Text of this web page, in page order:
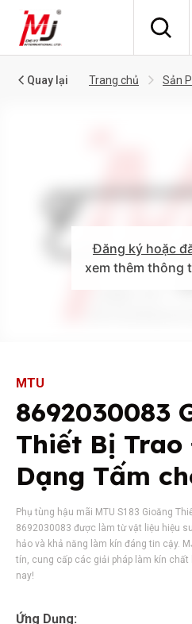
Quay lại Trang chủ Sản
Đăng ký hoặc
xem thêm thông
MTU
8692030083
Thiết Bị
Dạng Tấm
Phụ tùng hậu mãi MTU S183 Gioăng
8692030083 được làm từ vật liệu hiệu
hảo và khả năng làm kín đáng tin cậy.
tín, cung cấp các giải pháp làm kín chất
nay!
Ứng Dụng: